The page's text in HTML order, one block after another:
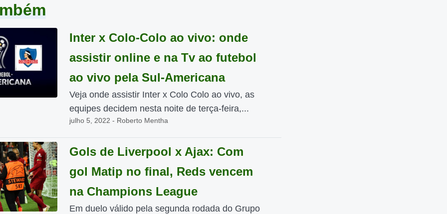
Inter x Colo-Colo ao vivo: onde
assistir online e na Tv ao futebol
ao vivo pela Sul-Americana
Veja onde assistir Inter x Colo Colo ao vivo, as
equipes decidem nesta noite de terça-feira,...
julho 5, 2022 - Roberto Mentha
Gols de Liverpool x Ajax: Com
gol Matip no final, Reds vencem
na Champions League
Em duelo válido pela segunda rodada do Grupo